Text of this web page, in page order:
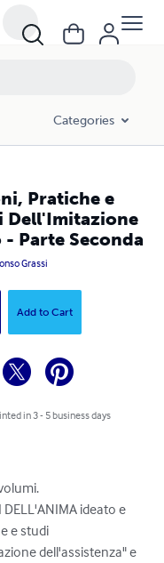
Categories
Pratiche e
Dell'Imitazione
Parte Seconda
Grassi
Add to Cart
in 3 - 5 business days
ideato e
e studi
dell'assistenza" e
di Cristo - Parte